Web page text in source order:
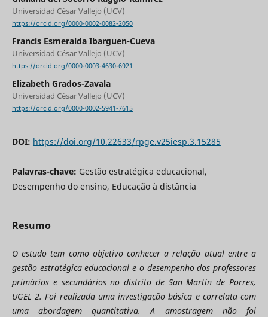
Universidad César Vallejo (UCV)
https://orcid.org/0000-0002-0082-2050
Francis Esmeralda Ibarguen-Cueva
Universidad César Vallejo (UCV)
https://orcid.org/0000-0003-4630-6921
Elizabeth Grados-Zavala
Universidad César Vallejo (UCV)
https://orcid.org/0000-0002-5941-7615
DOI: https://doi.org/10.22633/rpge.v25iesp.3.15285
Palavras-chave: Gestão estratégica educacional,
Desempenho do ensino, Educação à distância
Resumo
O estudo tem como objetivo conhecer a relação atual entre a
gestão estratégica educacional e o desempenho dos professores
primários e secundários no distrito de San Martín de Porres,
UGEL 2. Foi realizada uma investigação básica e correlata com
uma abordagem quantitativa. A amostragem não foi